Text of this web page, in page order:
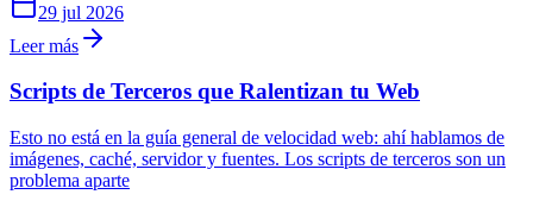
29 jul 2026
Leer más
Scripts de Terceros que Ralentizan tu Web
Esto no está en la guía general de velocidad web: ahí hablamos de
imágenes, caché, servidor y fuentes. Los scripts de terceros son un
problema aparte